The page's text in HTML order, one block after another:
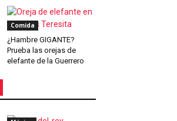
Comida
¿Hambre GIGANTE?
Prueba las orejas de
elefante de la Guerrero